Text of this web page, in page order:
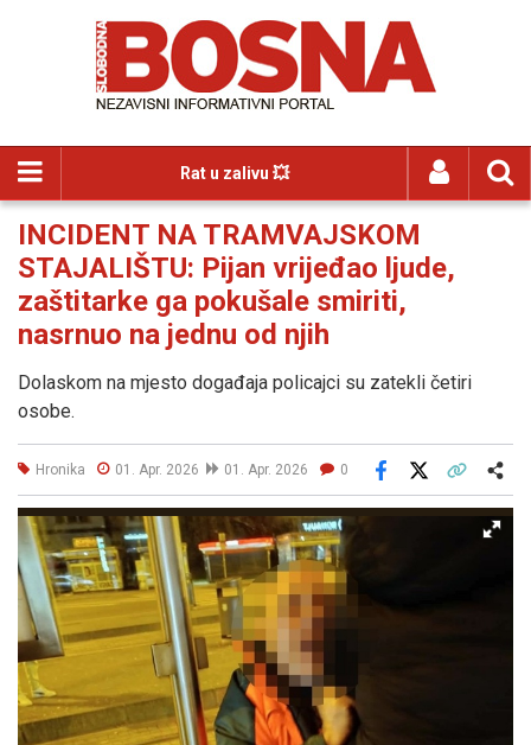
Rat u zalivu 💥
INCIDENT NA TRAMVAJSKOM
STAJALIŠTU: Pijan vrijeđao ljude,
zaštitarke ga pokušale smiriti,
nasrnuo na jednu od njih
Dolaskom na mjesto događaja policajci su zatekli četiri
osobe.
Hronika 01. Apr. 2026 01. Apr. 2026 0
Facebook